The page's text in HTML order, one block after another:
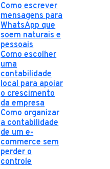
Como escrever
mensagens para
WhatsApp que
soem naturais e
pessoais
Como escolher
uma
contabilidade
local para apoiar
o crescimento
da empresa
Como organizar
a contabilidade
de um e-
commerce sem
perder o
controle